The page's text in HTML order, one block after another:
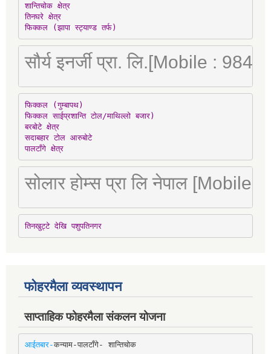
शान्तिचोक क्षेत्र
तिनघरे क्षेत्र
फिक्कल (झापा स्ट्याण्ड तर्फ)
सौर्य इनर्जी प्रा. लि.[Mobile :
फिक्कल (गुम्बापथ)
फिक्कल साईप्रशान्ति टोल/माथिल्लो बजार)
बरबोटे क्षेत्र
सदाबहार टोल आरुबोटे
पालटाँगे क्षेत्र
सोलार होम्स प्रा लि नेपाल [Mobile
तिनखुट्टे देखि पशुपतिनगर
फोहरमैला व्यवस्थापन
साप्ताहिक फोहरमैला संकलन योजना
आईतबार-कन्याम-पालटाँगे- शान्तिचोक